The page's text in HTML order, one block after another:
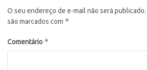
O seu endereço de e-mail não será publicado.
são marcados com *
Comentário *